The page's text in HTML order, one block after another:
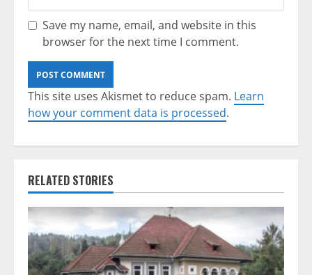
Save my name, email, and website in this
browser for the next time I comment.
This site uses Akismet to reduce spam. Learn
how your comment data is processed.
RELATED STORIES